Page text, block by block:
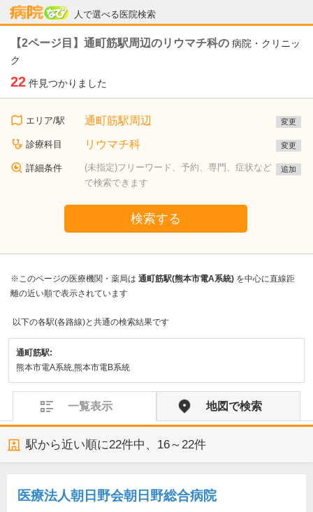
人で選べる医院検索
病院なび
【2ページ目】通町筋駅周辺のリウマチ科の 病院・クリニッ
ク
22 件見つかりました
エリア/駅 通町筋駅周辺 変更
診療科目 リウマチ科 変更
詳細条件
(未指定)フリーワード、予約、専門、症状など
で検索できます
追加
検索する
※このページの医療機関・薬局は 通町筋駅(熊本市電A系統) を中心に直線距
離の近い順で表示されています
以下の各駅(各路線)と共通の検索結果です
通町筋駅:
熊本市電A系統,熊本市電B系統
一覧表示 地図で検索
駅から近い順に22件中、 16～22件
医療法人朝日野会朝日野総合病院